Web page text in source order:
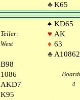
♣K65
♠ KD65
Teiler: ♥ AK
West ♦ 63
♣ A10862
B98
1086
AKD7 4
K95